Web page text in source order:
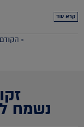
קרא עוד
« הקודם
נשמח